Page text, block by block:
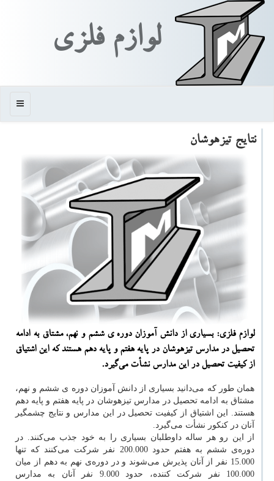
لوازم فلزی
منو
نتایج تیزهوشان
لوازم فلزی: بسیاری از دانش آموزان دوره ی ششم و نهم، مشتاق به ادامه
تحصیل در مدارس تیزهوشان در پایه هفتم و پایه دهم هستند كه این اشتیاق
از كیفیت تحصیل در این مدارس نشأت می‌گیرد.
همان طور که می‌دانید بسیاری از دانش آموزان دوره ی ششم و نهم،
مشتاق به ادامه تحصیل در مدارس تیزهوشان در پایه هفتم و پایه دهم
هستند. این اشتیاق از کیفیت تحصیل در این مدارس و نتایج چشمگیر
آنان در کنکور نشأت می‌گیرد.
از این رو هر ساله داوطلبان بسیاری را به خود جذب می‌کنند. در
دوره‌ی ششم به هفتم حدود 200.000 نفر شرکت می‌کنند که تنها
15.000 نفر از آنان پذیرش می‌شوند و در دوره‌ی نهم به دهم از میان
100.000 نفر شرکت کننده، حدود 9.000 نفر آنان به مدارس